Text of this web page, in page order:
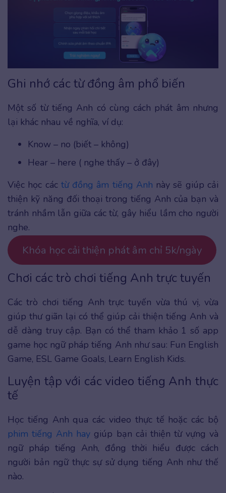
Ghi nhớ các từ đồng âm phổ biến
Một số từ tiếng Anh có cùng cách phát âm nhưng
lại khác nhau về nghĩa, ví dụ:
Know – no (biết – không)
Hear – here ( nghe thấy – ở đây)
Việc học các từ đồng âm tiếng Anh này sẽ giúp cải
thiện kỹ năng đối thoại trong tiếng Anh của bạn và
tránh nhầm lẫn giữa các từ, gây hiểu lầm cho người
nghe.
Khóa học cải thiện phát âm chỉ 5k/ngày
Chơi các trò chơi tiếng Anh trực tuyến
Các trò chơi tiếng Anh trực tuyến vừa thú vị, vừa
giúp thư giãn lại có thể giúp cải thiện tiếng Anh và
dễ dàng truy cập. Bạn có thể tham khảo 1 số app
game học ngữ pháp tiếng Anh như sau: Fun English
Game, ESL Game Goals, Learn English Kids.
Luyện tập với các video tiếng Anh thực
tế
Học tiếng Anh qua các video thực tế hoặc các bộ
phim tiếng Anh hay giúp bạn cải thiện từ vựng và
ngữ pháp tiếng Anh, đồng thời hiểu được cách
người bản ngữ thực sự sử dụng tiếng Anh như thế
nào.